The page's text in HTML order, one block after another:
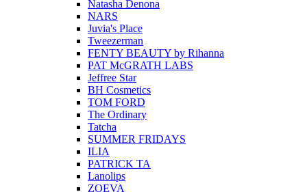
Natasha Denona
NARS
Juvia's Place
Tweezerman
FENTY BEAUTY by Rihanna
PAT McGRATH LABS
Jeffree Star
BH Cosmetics
TOM FORD
The Ordinary
Tatcha
SUMMER FRIDAYS
ILIA
PATRICK TA
Lanolips
ZOEVA